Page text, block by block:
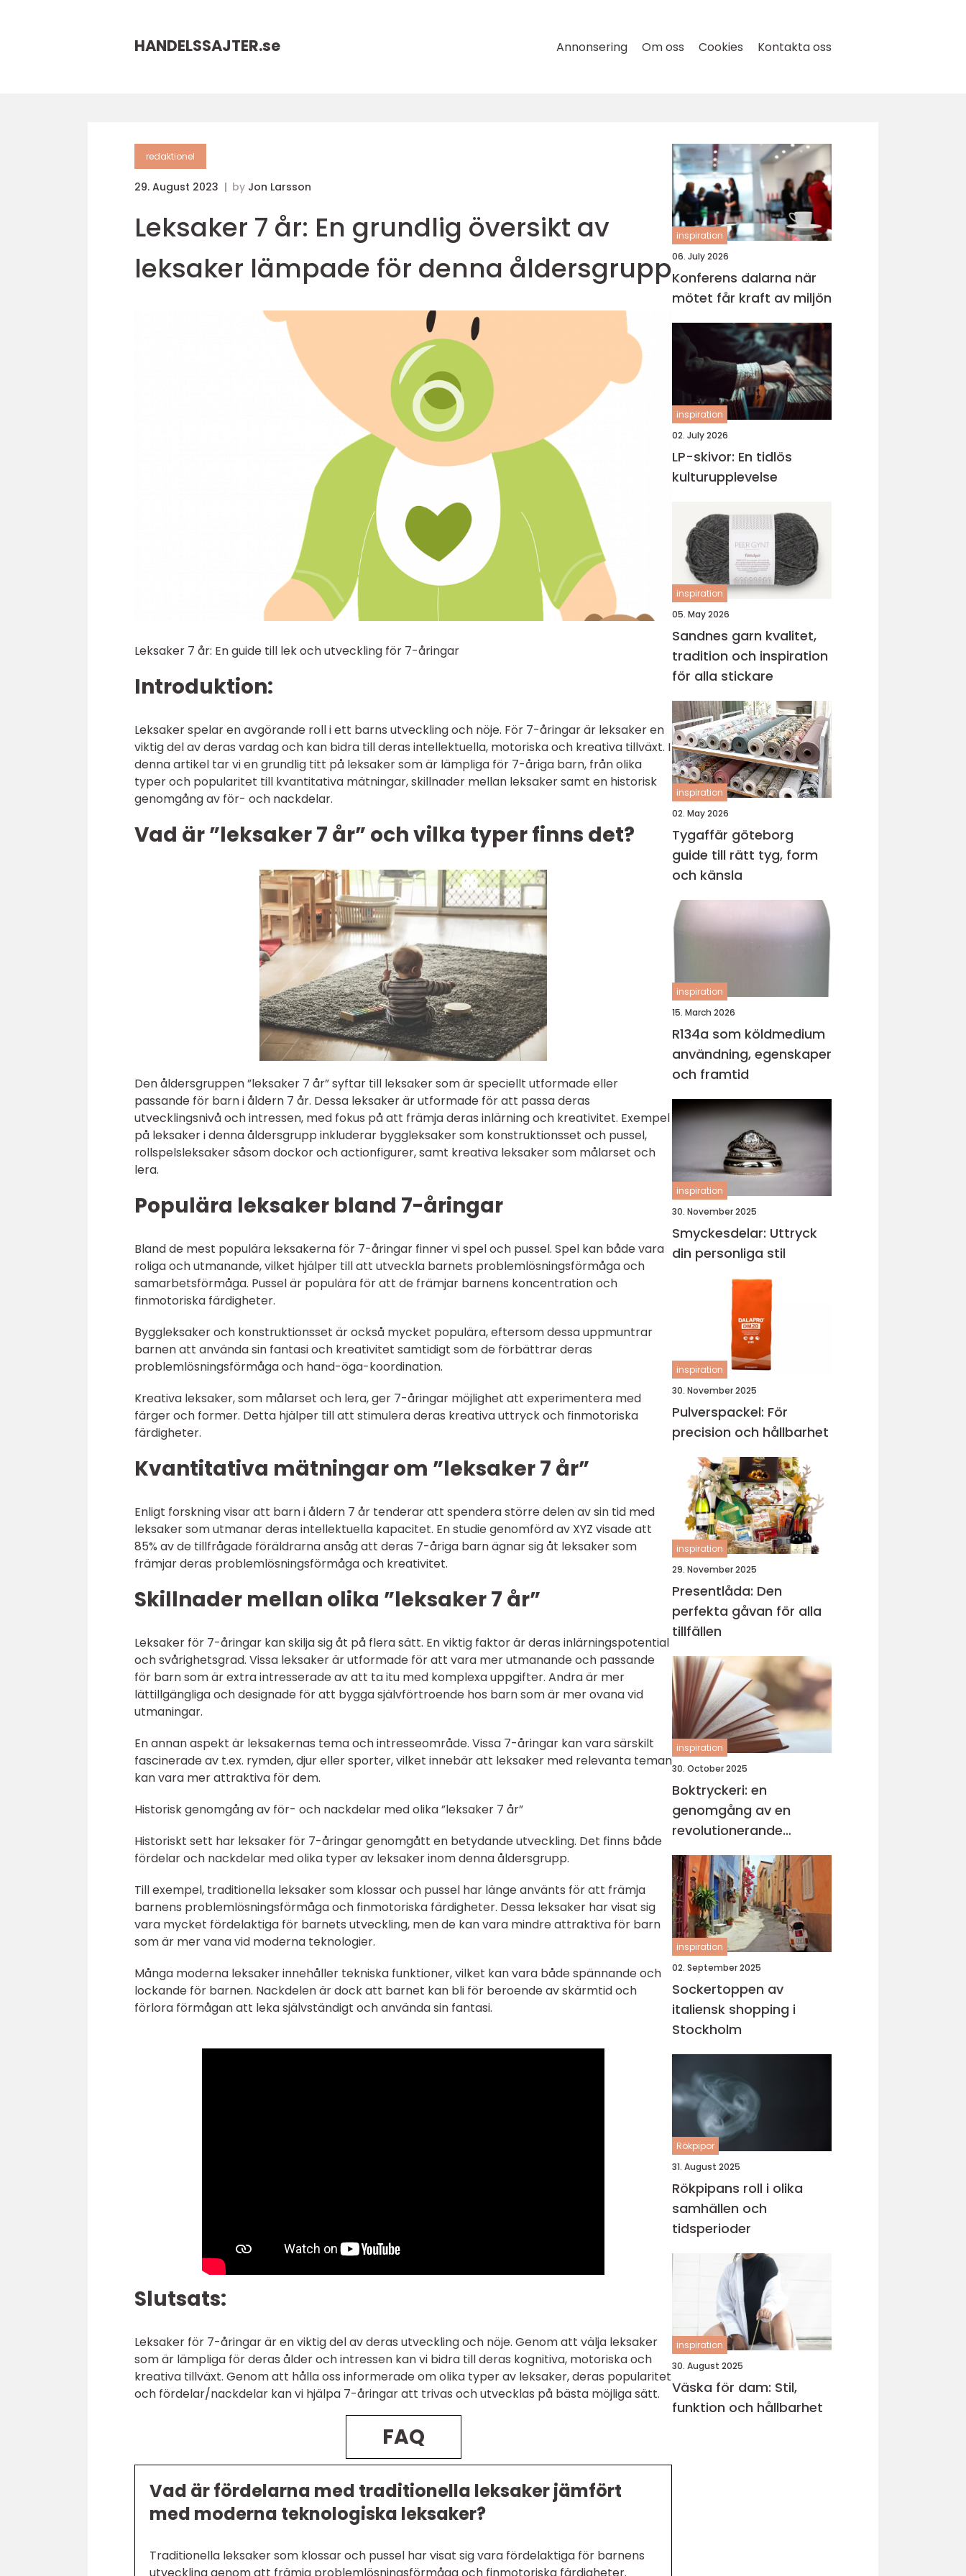
HANDELSSAJTER.se Annonsering Om oss Cookies Kontakta oss
redaktionel
29. August 2023 by Jon Larsson
Leksaker 7 år: En grundlig översikt av
leksaker lämpade för denna åldersgrupp
Leksaker 7 år: En guide till lek och utveckling för 7-åringar
Introduktion:
Leksaker spelar en avgörande roll i ett barns utveckling och nöje. För 7-åringar är leksaker en
viktig del av deras vardag och kan bidra till deras intellektuella, motoriska och kreativa tillväxt. I
denna artikel tar vi en grundlig titt på leksaker som är lämpliga för 7-åriga barn, från olika
typer och popularitet till kvantitativa mätningar, skillnader mellan leksaker samt en historisk
genomgång av för- och nackdelar.
Vad är ”leksaker 7 år” och vilka typer finns det?
Den åldersgruppen ”leksaker 7 år” syftar till leksaker som är speciellt utformade eller
passande för barn i åldern 7 år. Dessa leksaker är utformade för att passa deras
utvecklingsnivå och intressen, med fokus på att främja deras inlärning och kreativitet. Exempel
på leksaker i denna åldersgrupp inkluderar byggleksaker som konstruktionsset och pussel,
rollspelsleksaker såsom dockor och actionfigurer, samt kreativa leksaker som målarset och
lera.
Populära leksaker bland 7-åringar
Bland de mest populära leksakerna för 7-åringar finner vi spel och pussel. Spel kan både vara
roliga och utmanande, vilket hjälper till att utveckla barnets problemlösningsförmåga och
samarbetsförmåga. Pussel är populära för att de främjar barnens koncentration och
finmotoriska färdigheter.
Byggleksaker och konstruktionsset är också mycket populära, eftersom dessa uppmuntrar
barnen att använda sin fantasi och kreativitet samtidigt som de förbättrar deras
problemlösningsförmåga och hand-öga-koordination.
Kreativa leksaker, som målarset och lera, ger 7-åringar möjlighet att experimentera med
färger och former. Detta hjälper till att stimulera deras kreativa uttryck och finmotoriska
färdigheter.
Kvantitativa mätningar om ”leksaker 7 år”
Enligt forskning visar att barn i åldern 7 år tenderar att spendera större delen av sin tid med
leksaker som utmanar deras intellektuella kapacitet. En studie genomförd av XYZ visade att
85% av de tillfrågade föräldrarna ansåg att deras 7-åriga barn ägnar sig åt leksaker som
främjar deras problemlösningsförmåga och kreativitet.
Skillnader mellan olika ”leksaker 7 år”
Leksaker för 7-åringar kan skilja sig åt på flera sätt. En viktig faktor är deras inlärningspotential
och svårighetsgrad. Vissa leksaker är utformade för att vara mer utmanande och passande
för barn som är extra intresserade av att ta itu med komplexa uppgifter. Andra är mer
lättillgängliga och designade för att bygga självförtroende hos barn som är mer ovana vid
utmaningar.
En annan aspekt är leksakernas tema och intresseområde. Vissa 7-åringar kan vara särskilt
fascinerade av t.ex. rymden, djur eller sporter, vilket innebär att leksaker med relevanta teman
kan vara mer attraktiva för dem.
Historisk genomgång av för- och nackdelar med olika ”leksaker 7 år”
Historiskt sett har leksaker för 7-åringar genomgått en betydande utveckling. Det finns både
fördelar och nackdelar med olika typer av leksaker inom denna åldersgrupp.
Till exempel, traditionella leksaker som klossar och pussel har länge använts för att främja
barnens problemlösningsförmåga och finmotoriska färdigheter. Dessa leksaker har visat sig
vara mycket fördelaktiga för barnets utveckling, men de kan vara mindre attraktiva för barn
som är mer vana vid moderna teknologier.
Många moderna leksaker innehåller tekniska funktioner, vilket kan vara både spännande och
lockande för barnen. Nackdelen är dock att barnet kan bli för beroende av skärmtid och
förlora förmågan att leka självständigt och använda sin fantasi.
Slutsats:
Leksaker för 7-åringar är en viktig del av deras utveckling och nöje. Genom att välja leksaker
som är lämpliga för deras ålder och intressen kan vi bidra till deras kognitiva, motoriska och
kreativa tillväxt. Genom att hålla oss informerade om olika typer av leksaker, deras popularitet
och fördelar/nackdelar kan vi hjälpa 7-åringar att trivas och utvecklas på bästa möjliga sätt.
FAQ
Vad är fördelarna med traditionella leksaker jämfört
med moderna teknologiska leksaker?
Traditionella leksaker som klossar och pussel har visat sig vara fördelaktiga för barnens
inspiration
06. July 2026
Konferens dalarna när
mötet får kraft av miljön
inspiration
02. July 2026
LP-skivor: En tidlös
kulturupplevelse
inspiration
05. May 2026
Sandnes garn kvalitet,
tradition och inspiration
för alla stickare
inspiration
02. May 2026
Tygaffär göteborg
guide till rätt tyg, form
och känsla
inspiration
15. March 2026
R134a som köldmedium
användning, egenskaper
och framtid
inspiration
30. November 2025
Smyckesdelar: Uttryck
din personliga stil
inspiration
30. November 2025
Pulverspackel: För
precision och hållbarhet
inspiration
29. November 2025
Presentlåda: Den
perfekta gåvan för alla
tillfällen
inspiration
30. October 2025
Boktryckeri: en
genomgång av en
revolutionerande
teknologi
inspiration
02. September 2025
Sockertoppen av
italiensk shopping i
Stockholm
Rökpipor
31. August 2025
Rökpipans roll i olika
samhällen och
tidsperioder
inspiration
30. August 2025
Väska för dam: Stil,
funktion och hållbarhet